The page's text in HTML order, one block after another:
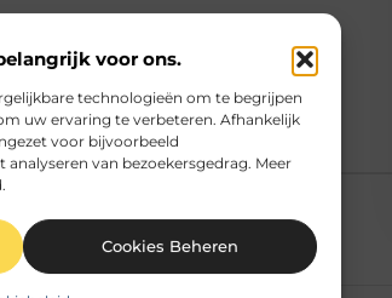
voor ons.
technologieën om te begrijpen
uw ervaring te verbeteren. Afhankelijk
voor bijvoorbeeld
van bezoekersgedrag. Meer
Cookies Beheren